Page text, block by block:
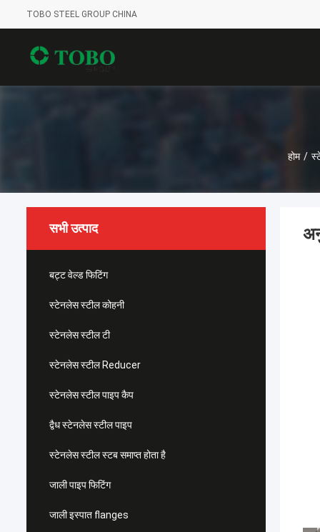
TOBO STEEL GROUP CHINA
होम /
सभी उत्पाद
बट्ट वेल्ड फिटिंग
स्टेनलेस स्टील कोहनी
स्टेनलेस स्टील टी
स्टेनलेस स्टील Reducer
स्टेनलेस स्टील पाइप कैप
द्वैध स्टेनलेस स्टील पाइप
स्टेनलेस स्टील स्टब समाप्त होता है
जाली पाइप फिटिंग
जाली इस्पात flanges